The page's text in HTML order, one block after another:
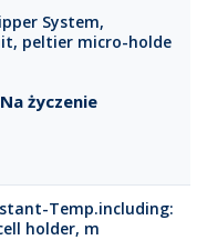
System,
peltier micro-holde
Na życzenie
Temp.including:
holder, m